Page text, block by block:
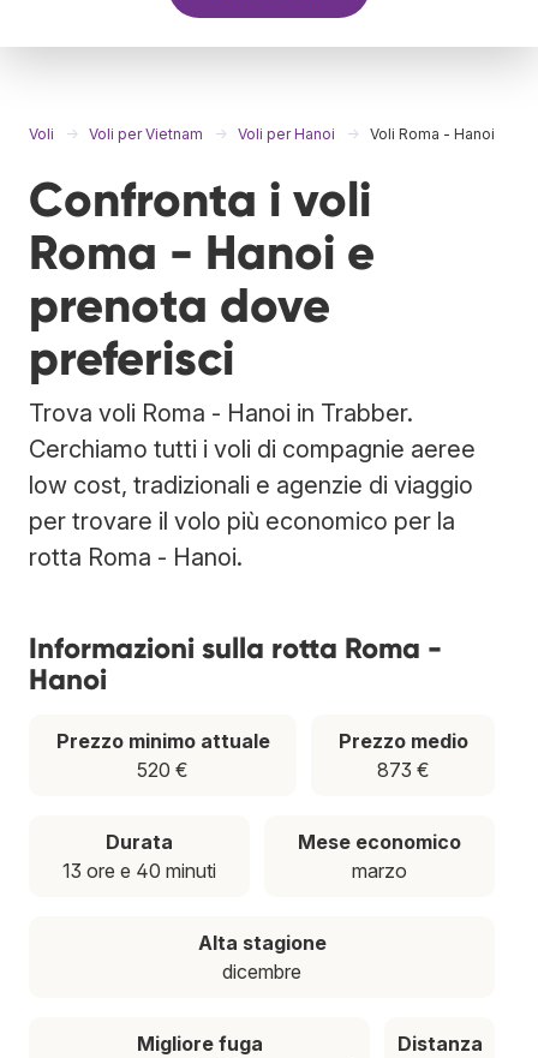
Voli Voli per Vietnam Voli per Hanoi Voli Roma - Hanoi
Confronta i voli
Roma - Hanoi e
prenota dove
preferisci
Trova voli Roma - Hanoi in Trabber.
Cerchiamo tutti i voli di compagnie aeree
low cost, tradizionali e agenzie di viaggio
per trovare il volo più economico per la
rotta Roma - Hanoi.
Informazioni sulla rotta Roma -
Hanoi
Prezzo minimo attuale
520 €
Prezzo medio
873 €
Durata
13 ore e 40 minuti
Mese economico
marzo
Alta stagione
dicembre
Migliore fuga
Distanza